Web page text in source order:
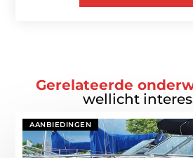
Gerelateerde
wellicht
AANBIEDINGEN